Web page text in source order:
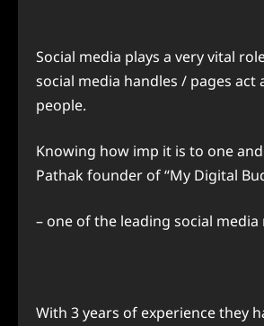
Social media plays a very vital
social media handles / pages
people.
Knowing how imp it is to one
Pathak founder of “My Digital
– one of the leading social
With 3 years of experience they